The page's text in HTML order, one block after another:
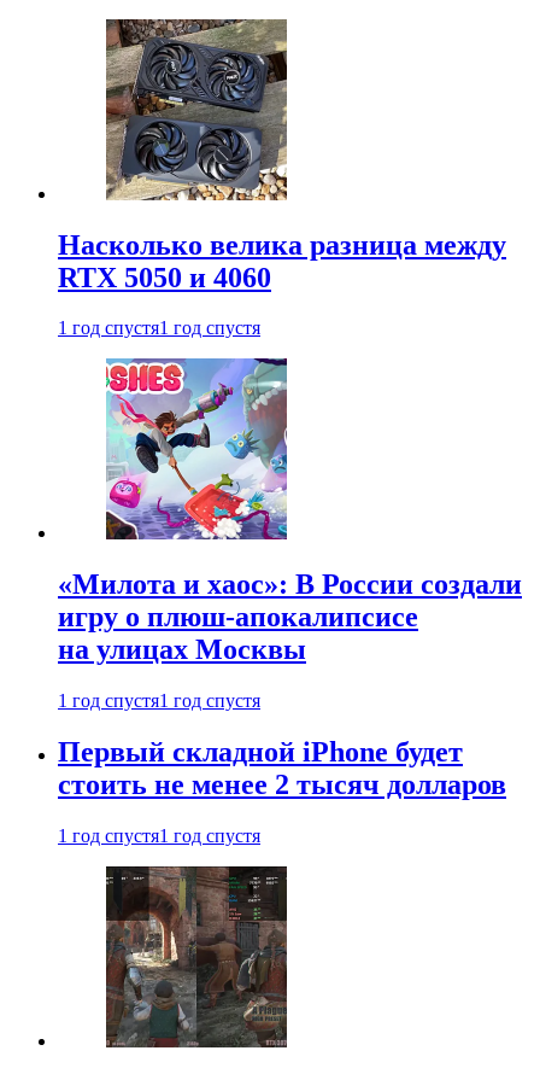
Насколько велика разница между
RTX 5050 и 4060
1 год спустя1 год спустя
«Милота и хаос»: В России создали
игру о плюш-апокалипсисе
на улицах Москвы
1 год спустя1 год спустя
Первый складной iPhone будет
стоить не менее 2 тысяч долларов
1 год спустя1 год спустя